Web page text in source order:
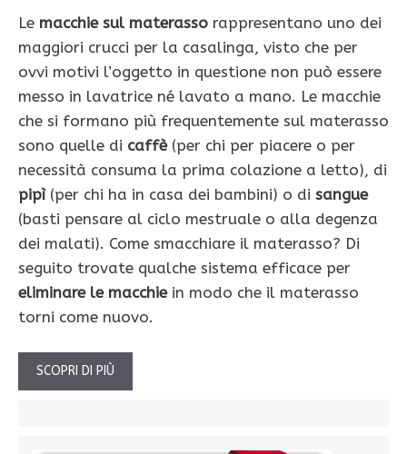
Le macchie sul materasso rappresentano uno dei
maggiori crucci per la casalinga, visto che per
ovvi motivi l’oggetto in questione non può essere
messo in lavatrice né lavato a mano. Le macchie
che si formano più frequentemente sul materasso
sono quelle di caffè(per chi per piacere o per
necessità consuma la prima colazione a letto), di
pipì(per chi ha in casa dei bambini) o di sangue
(basti pensare al ciclo mestruale o alla degenza
dei malati). Come smacchiare il materasso? Di
seguito trovate qualche sistema efficace per
eliminare le macchiein modo che il materasso
torni come nuovo.
SCOPRI DI PIÙ